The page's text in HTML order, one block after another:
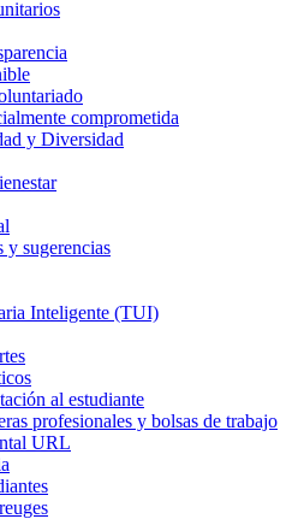
comprometida
y Diversidad
y sugerencias
Inteligente (TUI)
al estudiante
profesionales y bolsas de trabajo
URL